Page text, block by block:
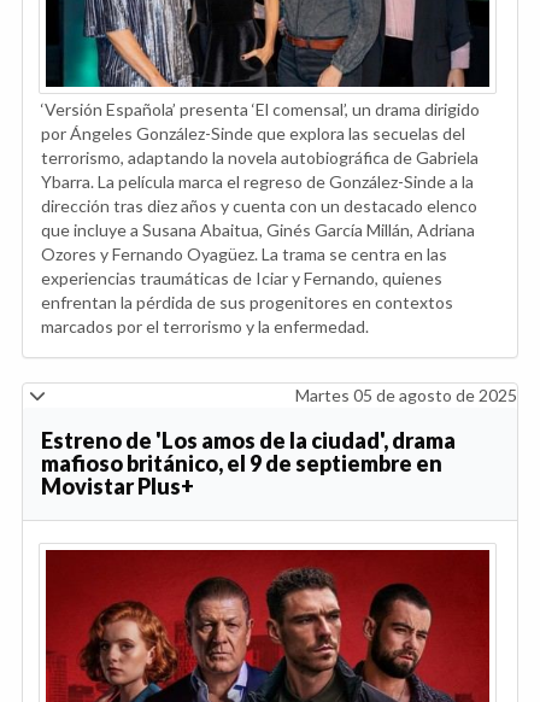
‘Versión Española’ presenta ‘El comensal’, un drama dirigido
por Ángeles González-Sinde que explora las secuelas del
terrorismo, adaptando la novela autobiográfica de Gabriela
Ybarra. La película marca el regreso de González-Sinde a la
dirección tras diez años y cuenta con un destacado elenco
que incluye a Susana Abaitua, Ginés García Millán, Adriana
Ozores y Fernando Oyagüez. La trama se centra en las
experiencias traumáticas de Iciar y Fernando, quienes
enfrentan la pérdida de sus progenitores en contextos
marcados por el terrorismo y la enfermedad.
Martes 05 de agosto de 2025
Estreno de 'Los amos de la ciudad', drama
mafioso británico, el 9 de septiembre en
Movistar Plus+